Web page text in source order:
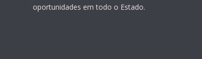
oportunidades em todo o Estado.